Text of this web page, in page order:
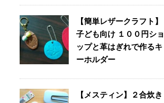
【簡単レザークラフト】
子ども向け １００円ショ
ップと革はぎれで作るキ
ーホルダー
【メスティン】２合炊き